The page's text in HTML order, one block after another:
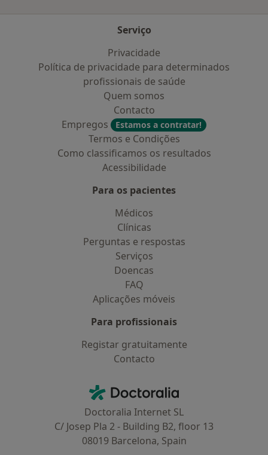
Serviço
Privacidade
Política de privacidade para determinados
profissionais de saúde
Quem somos
Contacto
Empregos
Estamos a contratar!
Termos e Condições
Como classificamos os resultados
Acessibilidade
Para os pacientes
Médicos
Clínicas
Perguntas e respostas
Serviços
Doencas
FAQ
Aplicações móveis
Para profissionais
Registar gratuitamente
Contacto
Doctoralia - Homepage
Doctoralia Internet SL
C/ Josep Pla 2 - Building B2, floor 13
08019 Barcelona, Spain